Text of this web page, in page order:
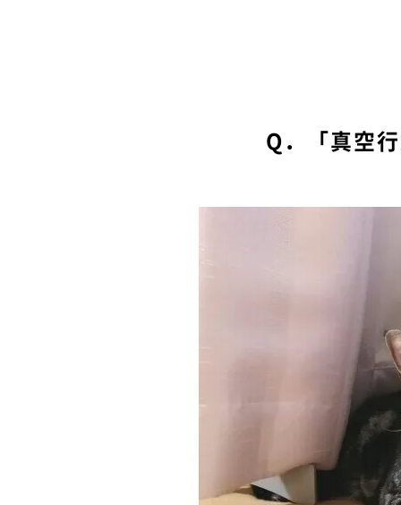
Q．「真空